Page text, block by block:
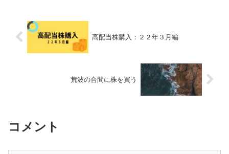
高配当株購入：２２年３月編
荒波の合間に株を買う
コメント